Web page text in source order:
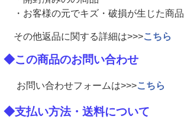
・お客様の元でキズ・破損が生じた商品
その他返品に関する詳細は>>>こちら
◆この商品のお問い合わせ
お問い合わせフォームは>>>こちら
◆支払い方法・送料について